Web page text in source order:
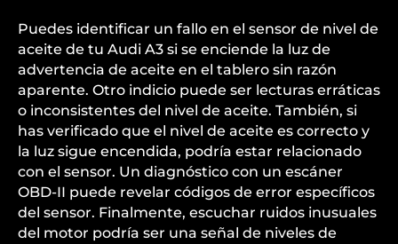
Puedes identificar un fallo en el sensor de nivel de
aceite de tu Audi A3 si se enciende la luz de
advertencia de aceite en el tablero sin razón
aparente. Otro indicio puede ser lecturas erráticas
o inconsistentes del nivel de aceite. También, si
has verificado que el nivel de aceite es correcto y
la luz sigue encendida, podría estar relacionado
con el sensor. Un diagnóstico con un escáner
OBD-II puede revelar códigos de error específicos
del sensor. Finalmente, escuchar ruidos inusuales
del motor podría ser una señal de niveles de